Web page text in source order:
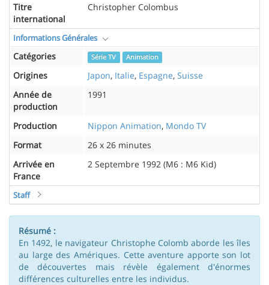
Titre
international
Christopher Colombus
Informations Générales
Catégories Série TV Animation
Origines Japon, Italie, Espagne, Suisse
Année de
production
1991
Production Nippon Animation, Mondo TV
Format
26 x 26 minutes
Arrivée en
France
2 Septembre 1992 (M6 : M6 Kid)
Staff
Résumé :
En 1492, le navigateur Christophe Colomb aborde les îles
au large des Amériques. Cette aventure apporte son lot
de découvertes mais révèle également d'énormes
différences culturelles entre les individus.